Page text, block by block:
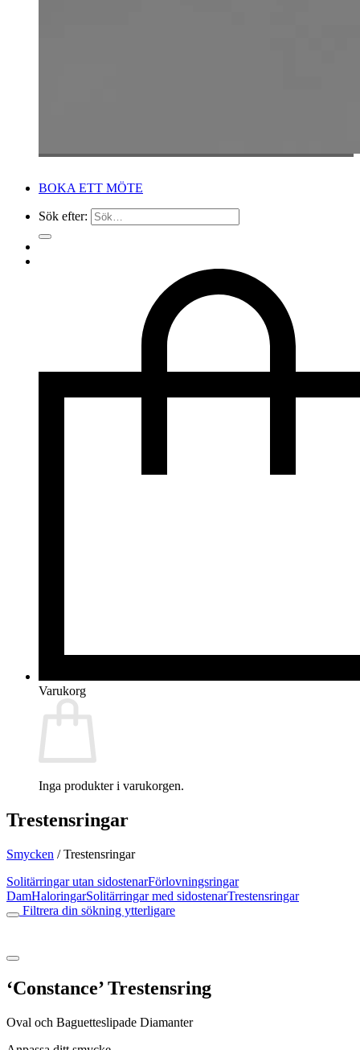
BOKA ETT MÖTE
Sök efter:
Varukorg
Inga produkter i varukorgen.
Trestensringar
Smycken /Trestensringar
Solitärringar utan sidostenarFörlovningsringar
DamHaloringarSolitärringar med sidostenarTrestensringar
Filtrera din sökning ytterligare
‘Constance’ Trestensring
Oval och Baguetteslipade Diamanter